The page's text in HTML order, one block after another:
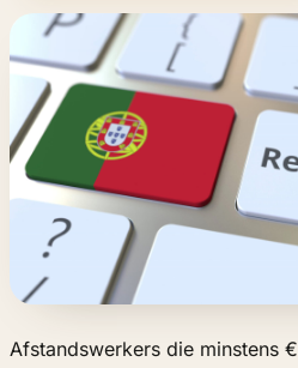
Afstandswerkers die minstens